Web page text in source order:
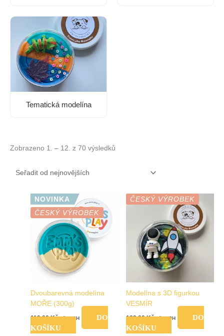
Tematická modelína
Zobrazeno 1. – 12. z 70 výsledků
NOVINKA
ČESKÝ VÝROBEK
Dvoubarevná modelína
MOŘE (300g)
119,00Kč vč. DPH
DO
KOŠÍKU
ČESKÝ VÝROBEK
Modelína s 3D figurkou
VESMÍR
189,00Kč vč. DPH
DO
KOŠÍKU